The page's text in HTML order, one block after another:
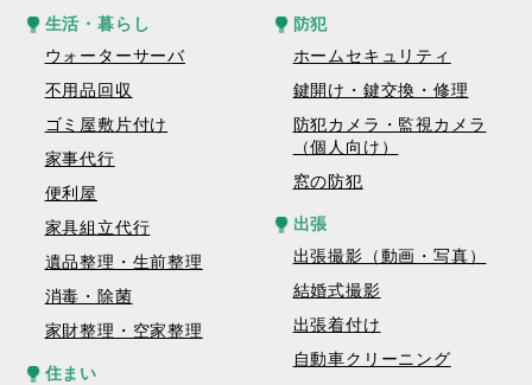
生活・暮らし
ウォーターサーバ
不用品回収
ゴミ屋敷片付け
家事代行
便利屋
家具組立代行
遺品整理・生前整理
消毒・除菌
家財整理・空家整理
住まい
防犯
ホームセキュリティ
鍵開け・鍵交換・修理
防犯カメラ・監視カメラ
（個人向け）
窓の防犯
出張
出張撮影（動画・写真）
結婚式撮影
出張着付け
自動車クリーニング